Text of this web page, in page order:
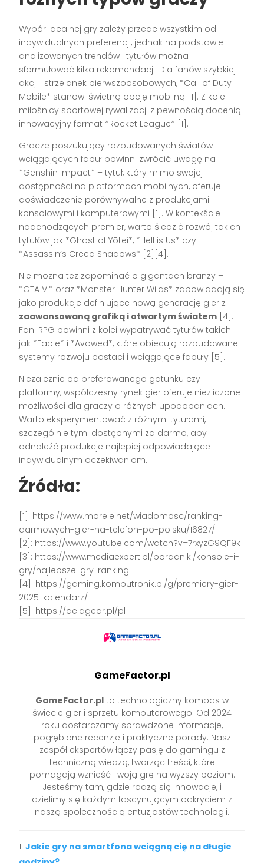
Wybór idealnej gry zależy przede wszystkim od
indywidualnych preferencji, jednak na podstawie
analizowanych trendów i tytułów można
sformułować kilka rekomendacji. Dla fanów szybkiej
akcji i strzelanek pierwszoosobowych, *Call of Duty
Mobile* stanowi świetną opcję mobilną [1]. Z kolei
miłośnicy sportowej rywalizacji z pewnością docenią
innowacyjny format *Rocket League* [1].
Gracze poszukujący rozbudowanych światów i
wciągających fabuł powinni zwrócić uwagę na
*Genshin Impact* – tytuł, który mimo swojej
dostępności na platformach mobilnych, oferuje
doświadczenie porównywalne z produkcjami
konsolowymi i komputerowymi [1]. W kontekście
nadchodzących premier, warto śledzić rozwój takich
tytułów jak *Ghost of Yōtei*, *Hell is Us* czy
*Assassin’s Creed Shadows* [2][4].
Nie można też zapominać o gigantach branży –
*GTA VI* oraz *Monster Hunter Wilds* zapowiadają się
jako produkcje definiujące nową generację gier z
zaawansowaną grafiką i otwartym światem [4].
Fani RPG powinni z kolei wypatrywać tytułów takich
jak *Fable* i *Avowed*, które obiecują rozbudowane
systemy rozwoju postaci i wciągające fabuły [5].
Niezależnie od preferowanego gatunku czy
platformy, współczesny rynek gier oferuje niezliczone
możliwości dla graczy o różnych upodobaniach.
Warto eksperymentować z różnymi tytułami,
szczególnie tymi dostępnymi za darmo, aby
odnaleźć produkcje najlepiej odpowiadające
indywidualnym oczekiwaniom.
Źródła:
[1]: https://www.morele.net/wiadomosc/ranking-
darmowych-gier-na-telefon-po-polsku/16827/
[2]: https://www.youtube.com/watch?v=7rxyzG9QF9k
[3]: https://www.mediaexpert.pl/poradniki/konsole-i-
gry/najlepsze-gry-ranking
[4]: https://gaming.komputronik.pl/g/premiery-gier-
2025-kalendarz/
[5]: https://delagear.pl/pl
GameFactor.pl
GameFactor.pl to technologiczny kompas w
świecie gier i sprzętu komputerowego. Od 2024
roku dostarczamy sprawdzone informacje,
pogłębione recenzje i praktyczne porady. Nasz
zespół ekspertów łączy pasję do gamingu z
techniczną wiedzą, tworząc treści, które
pomagają wznieść Twoją grę na wyższy poziom.
Jesteśmy tam, gdzie rodzą się innowacje, i
dzielimy się każdym fascynującym odkryciem z
naszą społecznością entuzjastów technologii.
Jakie gry na smartfona wciągną cię na długie